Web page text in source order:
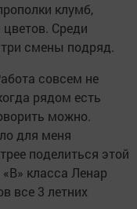
клумб,
Среди
три смены подряд.
совсем не
рядом есть
можно.
для меня
поделиться этой
класса Ленар
все 3 летних